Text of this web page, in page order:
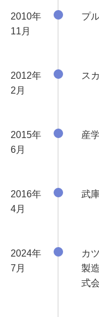
2010年
11月
プ
2012年
2月
ス
2015年
6月
産
2016年
4月
武
2024年
7月
カ
製
式